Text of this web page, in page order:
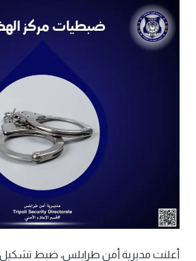
أعلنت مديرية أمن طرابلس، ضبط